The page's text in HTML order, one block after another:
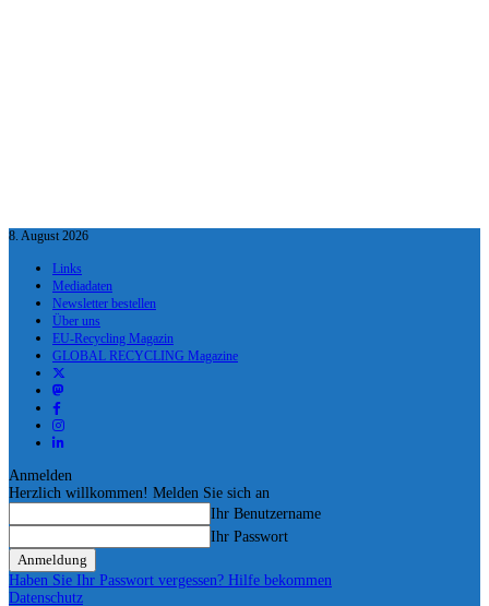
8. August 2026
Links
Mediadaten
Newsletter bestellen
Über uns
EU-Recycling Magazin
GLOBAL RECYCLING Magazine
Anmelden
Herzlich willkommen! Melden Sie sich an
Ihr Benutzername
Ihr Passwort
Haben Sie Ihr Passwort vergessen? Hilfe bekommen
Datenschutz